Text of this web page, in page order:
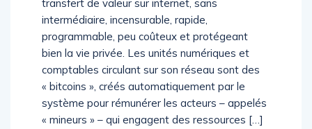
transfert de valeur sur internet, sans
intermédiaire, incensurable, rapide,
programmable, peu coûteux et protégeant
bien la vie privée. Les unités numériques et
comptables circulant sur son réseau sont des
« bitcoins », créés automatiquement par le
système pour rémunérer les acteurs – appelés
« mineurs » – qui engagent des ressources […]